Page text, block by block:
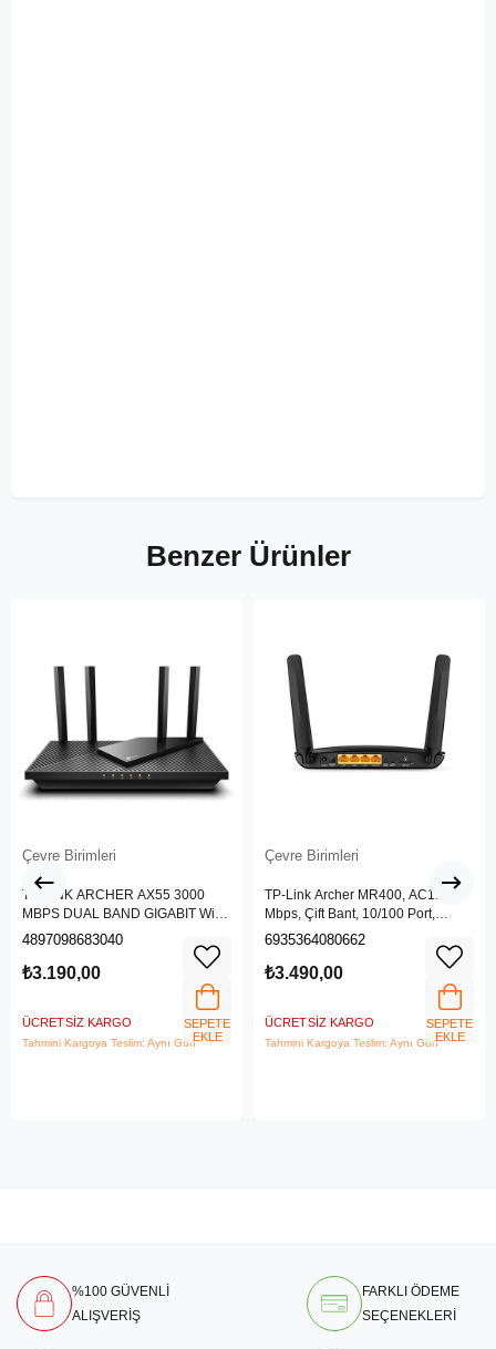
Benzer Ürünler
Çevre Birimleri
TP-LINK ARCHER AX55 3000
MBPS DUAL BAND GIGABIT Wi-Fi
6 ROUTER
4897098683040
₺3.190,00
ÜCRETSIZ KARGO
Tahmini Kargoya Teslim: Aynı Gün
SEPETE
EKLE
Çevre Birimleri
TP-Link Archer MR400, AC1200
Mbps, Çift Bant, 10/100 Port,
4G/3G SIM Yuvası, Kablosuz 4G
6935364080662
₺3.490,00
ÜCRETSIZ KARGO
Tahmini Kargoya Teslim: Aynı Gün
SEPETE
EKLE
%100 GÜVENLİ
ALIŞVERİŞ
FARKLI ÖDEME
SEÇENEKLERİ